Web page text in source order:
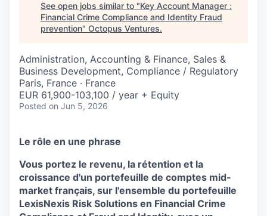
See open jobs similar to "Key Account Manager :
Financial Crime Compliance and Identity Fraud
prevention" Octopus Ventures.
Administration, Accounting & Finance, Sales &
Business Development, Compliance / Regulatory
Paris, France · France
EUR 61,900-103,100 / year + Equity
Posted on Jun 5, 2026
Le rôle en une phrase
Vous portez le revenu, la rétention et la
croissance d'un portefeuille de comptes mid-
market français, sur l'ensemble du portefeuille
LexisNexis Risk Solutions en Financial Crime